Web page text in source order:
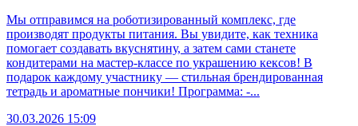
Мы отправимся на роботизированный комплекс, где
производят продукты питания. Вы увидите, как техника
помогает создавать вкуснятину, а затем сами станете
кондитерами на мастер-классе по украшению кексов! В
подарок каждому участнику — стильная брендированная
тетрадь и ароматные пончики! Программа: -...
30.03.2026 15:09